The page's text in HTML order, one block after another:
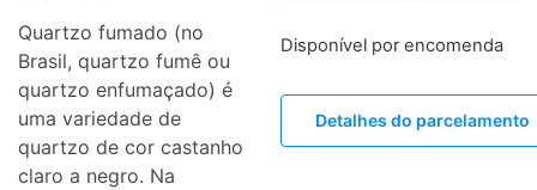
Quartzo fumado (no
Brasil, quartzo fumê ou
quartzo enfumaçado) é
uma variedade de
quartzo de cor castanho
claro a negro. Na
Disponível por encomenda
Detalhes do parcelamento